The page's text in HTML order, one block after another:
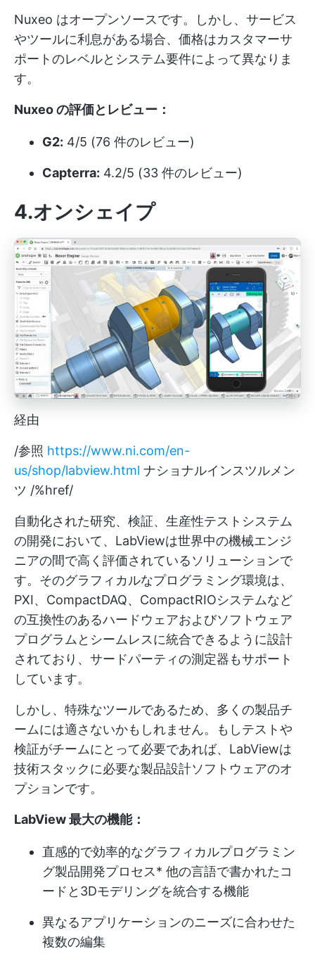
Nuxeo はオープンソースです。しかし、サービス
やツールに利息がある場合、価格はカスタマーサ
ポートのレベルとシステム要件によって異なりま
す。
Nuxeo の評価とレビュー：
G2: 4/5 (76 件のレビュー)
Capterra: 4.2/5 (33 件のレビュー)
4.オンシェイプ
経由
/参照 https://www.ni.com/en-
us/shop/labview.html ナショナルインスツルメン
ツ /%href/
自動化された研究、検証、生産性テストシステム
の開発において、LabViewは世界中の機械エンジ
ニアの間で高く評価されているソリューションで
す。そのグラフィカルなプログラミング環境は、
PXI、CompactDAQ、CompactRIOシステムなど
の互換性のあるハードウェアおよびソフトウェア
プログラムとシームレスに統合できるように設計
されており、サードパーティの測定器もサポート
しています。
しかし、特殊なツールであるため、多くの製品チ
ームには適さないかもしれません。もしテストや
検証がチームにとって必要であれば、LabViewは
技術スタックに必要な製品設計ソフトウェアのオ
プションです。
LabView 最大の機能：
直感的で効率的なグラフィカルプログラミン
グ製品開発プロセス* 他の言語で書かれたコ
ードと3Dモデリングを統合する機能
異なるアプリケーションのニーズに合わせた
複数の編集